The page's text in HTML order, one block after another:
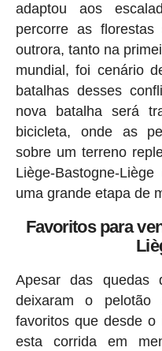
adaptou aos
percorre as
outrora, tanto na
mundial, foi cenário
batalhas desses
nova batalha será
bicicleta, onde as
sobre um terreno
Liège-Bastogne-
uma grande etapa de
Favoritos para
Apesar das quedas
deixaram o pelotão
favoritos que desde o
esta corrida em